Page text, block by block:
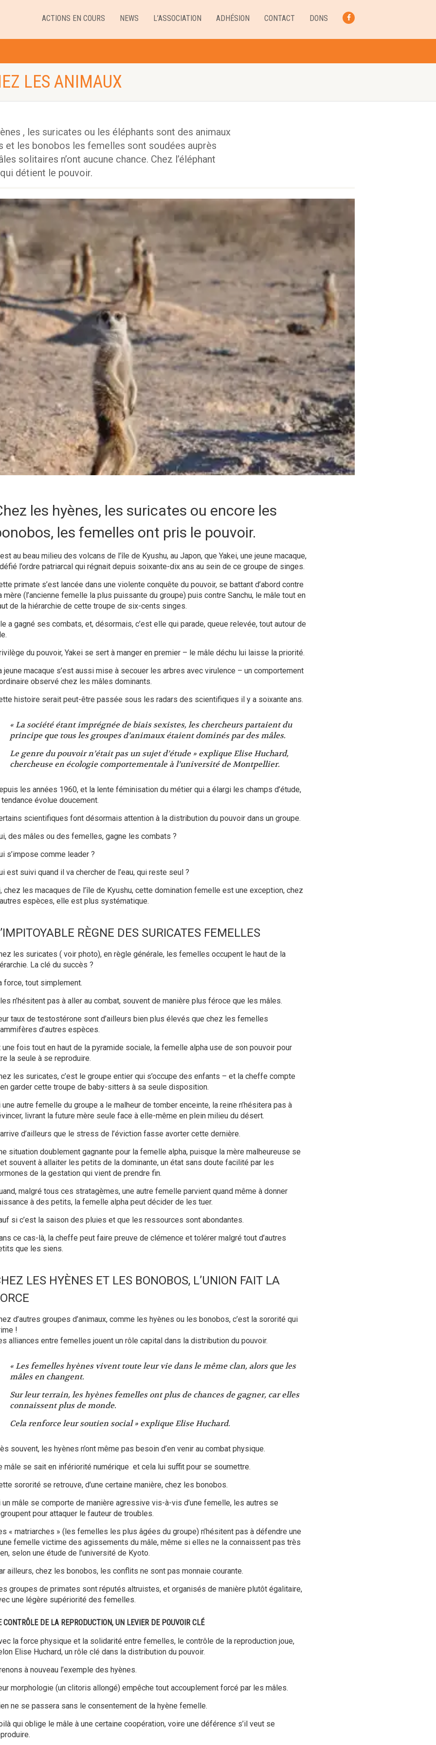
ACTIONS EN COURS NEWS L’ASSOCIATION ADHÉSION CONTACT DONS
LES ANIMAUX
, les suricates ou les éléphants sont des animaux
et les bonobos les femelles sont soudées auprès
solitaires n’ont aucune chance. Chez l’éléphant
détient le pouvoir.
les hyènes, les suricates ou encore les
les femelles ont pris le pouvoir.
au beau milieu des volcans de l’île de Kyushu, au Japon, que Yakei, une jeune macaque,
l’ordre patriarcal qui régnait depuis soixante-dix ans au sein de ce groupe de singes.
primate s’est lancée dans une violente conquête du pouvoir, se battant d’abord contre
mère (l’ancienne femelle la plus puissante du groupe) puis contre Sanchu, le mâle tout en
de la hiérarchie de cette troupe de six-cents singes.
a gagné ses combats, et, désormais, c’est elle qui parade, queue relevée, tout autour de
du pouvoir, Yakei se sert à manger en premier – le mâle déchu lui laisse la priorité.
jeune macaque s’est aussi mise à secouer les arbres avec virulence – un comportement
observé chez les mâles dominants.
histoire serait peut-être passée sous les radars des scientifiques il y a soixante ans.
« La société étant imprégnée de biais sexistes, les chercheurs partaient du
principe que tous les groupes d’animaux étaient dominés par des mâles.
Le genre du pouvoir n’était pas un sujet d’étude » explique Elise Huchard,
chercheuse en écologie comportementale à l’université de Montpellier.
les années 1960, et la lente féminisation du métier qui a élargi les champs d’étude,
tendance évolue doucement.
scientifiques font désormais attention à la distribution du pouvoir dans un groupe.
des mâles ou des femelles, gagne les combats ?
s’impose comme leader ?
est suivi quand il va chercher de l’eau, qui reste seul ?
chez les macaques de l’île de Kyushu, cette domination femelle est une exception, chez
espèces, elle est plus systématique.
RÈGNE DES SURICATES FEMELLES
les suricates ( voir photo), en règle générale, les femelles occupent le haut de la
La clé du succès ?
force, tout simplement.
n’hésitent pas à aller au combat, souvent de manière plus féroce que les mâles.
taux de testostérone sont d’ailleurs bien plus élevés que chez les femelles
d’autres espèces.
une fois tout en haut de la pyramide sociale, la femelle alpha use de son pouvoir pour
la seule à se reproduire.
les suricates, c’est le groupe entier qui s’occupe des enfants – et la cheffe compte
garder cette troupe de baby-sitters à sa seule disposition.
une autre femelle du groupe a le malheur de tomber enceinte, la reine n’hésitera pas à
livrant la future mère seule face à elle-même en plein milieu du désert.
d’ailleurs que le stress de l’éviction fasse avorter cette dernière.
situation doublement gagnante pour la femelle alpha, puisque la mère malheureuse se
souvent à allaiter les petits de la dominante, un état sans doute facilité par les
de la gestation qui vient de prendre fin.
malgré tous ces stratagèmes, une autre femelle parvient quand même à donner
à des petits, la femelle alpha peut décider de les tuer.
si c’est la saison des pluies et que les ressources sont abondantes.
ce cas-là, la cheffe peut faire preuve de clémence et tolérer malgré tout d’autres
que les siens.
LES HYÈNES ET LES BONOBOS, L’UNION FAIT LA
d’autres groupes d’animaux, comme les hyènes ou les bonobos, c’est la sororité qui
!
alliances entre femelles jouent un rôle capital dans la distribution du pouvoir.
« Les femelles hyènes vivent toute leur vie dans le même clan, alors que les
mâles en changent.
Sur leur terrain, les hyènes femelles ont plus de chances de gagner, car elles
connaissent plus de monde.
Cela renforce leur soutien social » explique Elise Huchard.
souvent, les hyènes n’ont même pas besoin d’en venir au combat physique.
mâle se sait en infériorité numérique et cela lui suffit pour se soumettre.
sororité se retrouve, d’une certaine manière, chez les bonobos.
un mâle se comporte de manière agressive vis-à-vis d’une femelle, les autres se
pour attaquer le fauteur de troubles.
« matriarches » (les femelles les plus âgées du groupe) n’hésitent pas à défendre une
femelle victime des agissements du mâle, même si elles ne la connaissent pas très
selon une étude de l’université de Kyoto.
ailleurs, chez les bonobos, les conflits ne sont pas monnaie courante.
groupes de primates sont réputés altruistes, et organisés de manière plutôt égalitaire,
une légère supériorité des femelles.
CONTRÔLE DE LA REPRODUCTION, UN LEVIER DE POUVOIR CLÉ
la force physique et la solidarité entre femelles, le contrôle de la reproduction joue,
Elise Huchard, un rôle clé dans la distribution du pouvoir.
à nouveau l’exemple des hyènes.
morphologie (un clitoris allongé) empêche tout accouplement forcé par les mâles.
ne se passera sans le consentement de la hyène femelle.
qui oblige le mâle à une certaine coopération, voire une déférence s’il veut se